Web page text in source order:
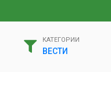
КАТЕГОРИИ
ВЕСТИ